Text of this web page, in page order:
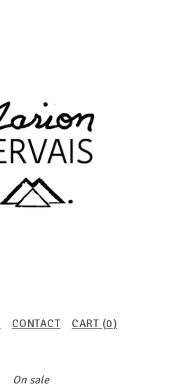
CONTACT CART (0)
On sale